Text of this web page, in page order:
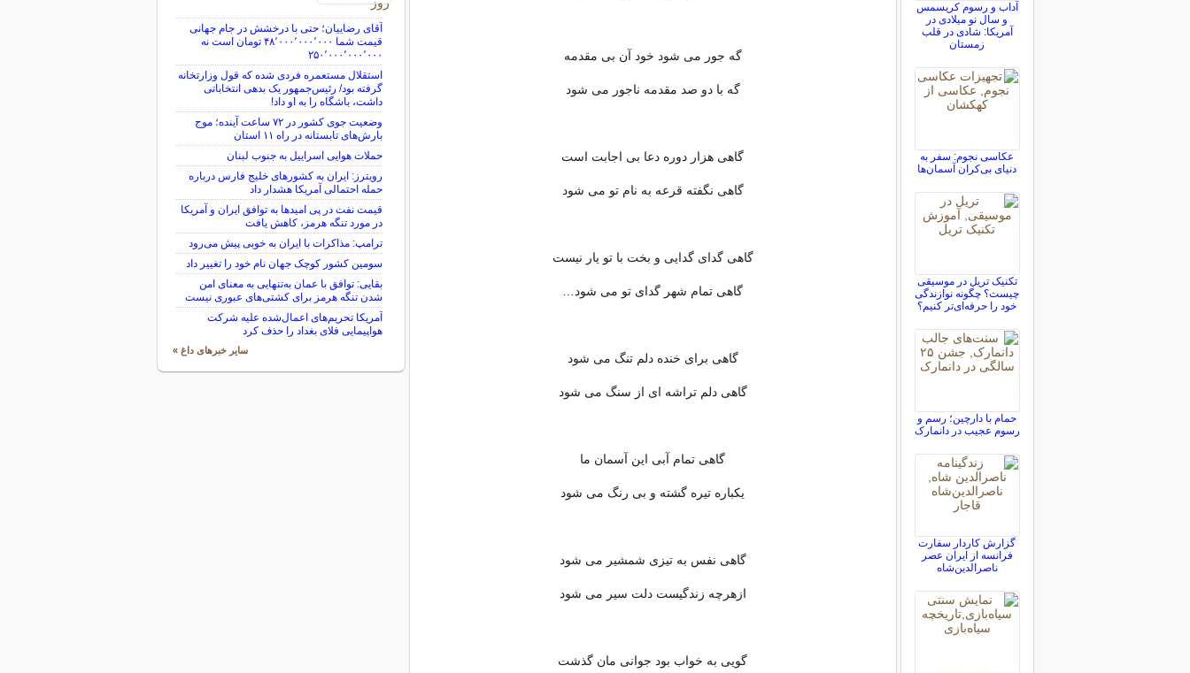
گه جور می شود خود آن بی مقدمه
گه با دو صد مقدمه ناجور می شود
گاهی هزار دوره دعا بی اجابت است
گاهی نگفته قرعه به نام تو می شود
گاهی گدای گدایی و بخت با تو یار نیست
گاهی تمام شهر گدای تو می شود…
گاهی برای خنده دلم تنگ می شود
گاهی دلم تراشه ای از سنگ می شود
گاهی تمام آبی این آسمان ما
یکباره تیره گشته و بی رنگ می شود
گاهی نفس به تیزی شمشیر می شود
ازهرچه زندگیست دلت سیر می شود
گویی به خواب بود جوانی‌ مان گذشت
آداب و رسوم کریسمس
و سال نو میلادی در
آمریکا: شادی در قلب
زمستان
عکاسی نجوم: سفر به
دنیای بی‌کران آسمان‌ها
تکنیک تریل در موسیقی
چیست؟ چگونه نوازندگی
خود را حرفه‌ای‌تر کنیم؟
حمام با دارچین؛ رسم و
رسوم عجیب در دانمارک‌
گزارش کاردار سفارت
فرانسه از ایران عصر
ناصرالدین‌شاه
آقای رضاییان؛ حتی با درخشش در جام جهانی
قیمت شما ۴۸٬۰۰۰٬۰۰۰٬۰۰۰ تومان است نه
۲۵۰٬۰۰۰٬۰۰۰٬۰۰۰
استقلال مستعمره فردی شده که قول وزارتخانه
گرفته بود/ رئیس‌جمهور یک بدهی انتخاباتی
داشت، باشگاه را به او داد!
وضعیت جوی کشور در ۷۲ ساعت آینده؛ موج
بارش‌های تابستانه در راه ۱۱ استان
حملات هوایی اسراییل به جنوب لبنان
رویترز: ایران به کشورهای خلیج فارس درباره
حمله احتمالی آمریکا هشدار داد
قیمت نفت در پی امیدها به توافق ایران و آمریکا
در مورد تنگه هرمز، کاهش یافت
ترامپ: مذاکرات با ایران به خوبی پیش می‌رود
سومین کشور کوچک جهان نام خود را تغییر داد
بقایی: توافق با عمان به‌تنهایی به معنای امن
شدن تنگه هرمز برای کشتی‌های عبوری نیست
آمریکا تحریم‌های اعمال‌شده علیه شرکت
هواپیمایی فلای بغداد را حذف کرد
سایر خبرهای داغ »